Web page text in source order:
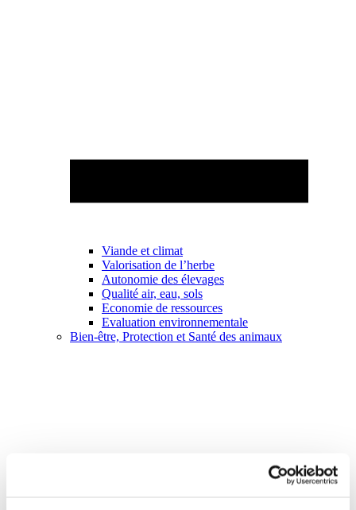
Viande et climat
Valorisation de l’herbe
Autonomie des élevages
Qualité air, eau, sols
Economie de ressources
Evaluation environnementale
Bien-être, Protection et Santé des animaux